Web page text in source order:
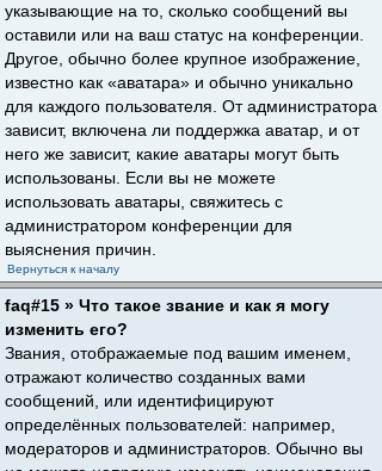
указывающие на то, сколько сообщений вы
оставили или на ваш статус на конференции.
Другое, обычно более крупное изображение,
известно как «аватара» и обычно уникально
для каждого пользователя. От администратора
зависит, включена ли поддержка аватар, и от
него же зависит, какие аватары могут быть
использованы. Если вы не можете
использовать аватары, свяжитесь с
администратором конференции для
выяснения причин.
Вернуться к началу
faq#15 » Что такое звание и как я могу
изменить его?
Звания, отображаемые под вашим именем,
отражают количество созданных вами
сообщений, или идентифицируют
определённых пользователей: например,
модераторов и администраторов. Обычно вы